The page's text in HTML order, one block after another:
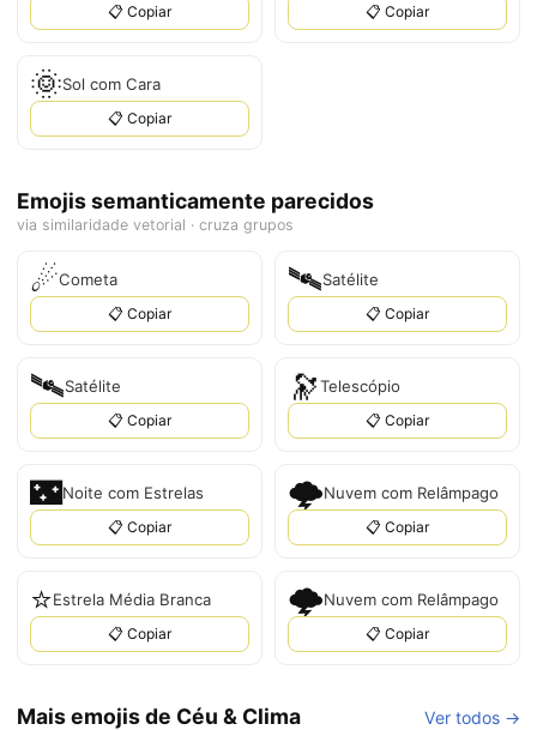
📋 Copiar 📋 Copiar
🌞Sol com Cara
📋 Copiar
Emojis semanticamente parecidos
via similaridade vetorial · cruza grupos
☄Cometa
📋 Copiar
🛰Satélite
📋 Copiar
🛰️Satélite
📋 Copiar
🔭Telescópio
📋 Copiar
🌃Noite com Estrelas
📋 Copiar
🌩️Nuvem com Relâmpago
📋 Copiar
⭐Estrela Média Branca
📋 Copiar
🌩Nuvem com Relâmpago
📋 Copiar
Mais emojis de Céu & Clima Ver todos →